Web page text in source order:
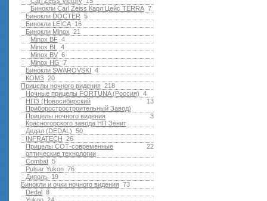
7
Бинокли Carl Zeiss Карл Цейс TERRA
5
Бинокли DOCTER
16
Бинокли LEICA
21
Бинокли Minox
4
Minox BF
4
Minox BL
6
Minox BV
7
Minox HG
4
Бинокли SWAROVSKI
20
КОМЗ
218
Прицелы ночного видения
4
Ночные прицелы FORTUNA (Россия)
13
НПЗ (Новосибирский
Приборостростроительный Завод)
3
Прицелы ночного видения
Красногорского завода НП Зенит
50
Дедал (DEDAL)
26
INFRATECH
22
Прицелы СОТ-современные
оптические технологии
5
Combat
76
Pulsar Yukon
19
Диполь
73
Бинокли и очки ночного видения
8
Dedal